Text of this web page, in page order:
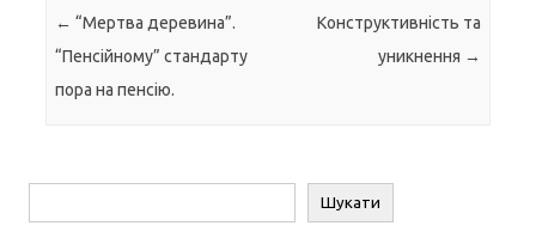
Навігація по запису
← “Мертва деревина”.
“Пенсійному” стандарту
пора на пенсію.
Конструктивність та
уникнення →
Шукати